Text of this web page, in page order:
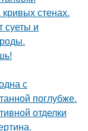
стенах.
суеты и
с
поглубже.
отделки